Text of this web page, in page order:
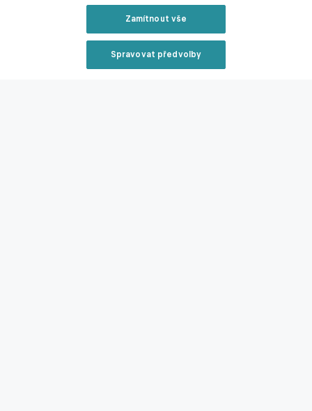
detaily, které člověku běžně nedojdou. Dále musíme vybudovat
dostatečné zázemí a stanoviště pro televizní kamery, zajistit
zabezpečení elektřinou a podobně. Přebudovává se šatna
hostů, která se musí zvětšit, buduje se antidopingová místnost
Zamítnout vše
Spravovat předvolby